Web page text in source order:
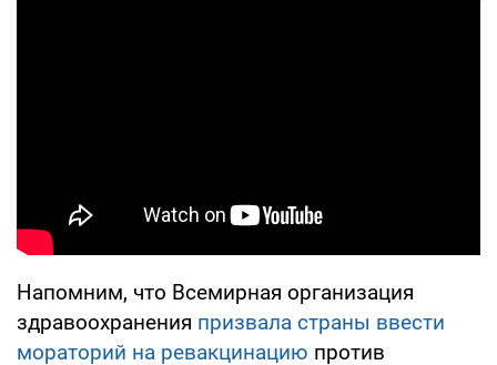
Напомним, что Всемирная организация
здравоохранения призвала страны ввести
мораторий на ревакцинацию против